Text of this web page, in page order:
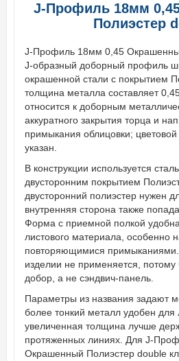
J-Профиль 18мм
Полиэстер
J-Профиль 18мм 0,45
J-образный доборный профиль
окрашенной стали с покрытием
толщина металла составляет
относится к доборным
аккуратного закрытия торца и
примыкания облицовки;
указан.
В конструкции используется
двусторонним покрытием
двусторонний полиэстер нужен
внутренняя сторона также
Форма с приемной полкой
листового материала, особенно
повторяющимися примыканиями.
изделии не применяется, потому
добор, а не сэндвич-панель.
Параметры из названия задают
более тонкий металл удобен для
увеличенная толщина лучше
протяженных линиях. Для J-
Окрашенный Полиэстер double